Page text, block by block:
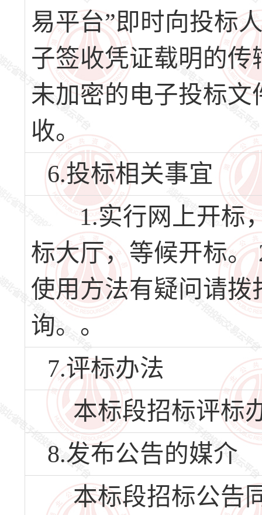
易平台”即时向投标
子签收凭证载明的
未加密的电子投标文
收。
6.投标相关事宜
1.实行网上开标
标大厅，等候开标。
使用方法有疑问请拨
询。。
7.评标办法
本标段招标评标
8.发布公告的媒介
本标段招标公告